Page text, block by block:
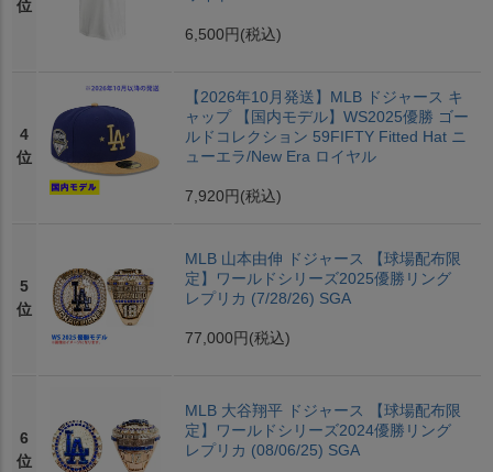
位
6,500円 (税込)
4
位
【2026年10月発送】MLB ドジャース キ
ャップ 【国内モデル】WS2025優勝 ゴー
ルドコレクション 59FIFTY Fitted Hat ニ
ューエラ/New Era ロイヤル
7,920円 (税込)
5
位
MLB 山本由伸 ドジャース 【球場配布限
定】ワールドシリーズ2025優勝リング
レプリカ (7/28/26) SGA
77,000円 (税込)
6
位
MLB 大谷翔平 ドジャース 【球場配布限
定】ワールドシリーズ2024優勝リング
レプリカ (08/06/25) SGA